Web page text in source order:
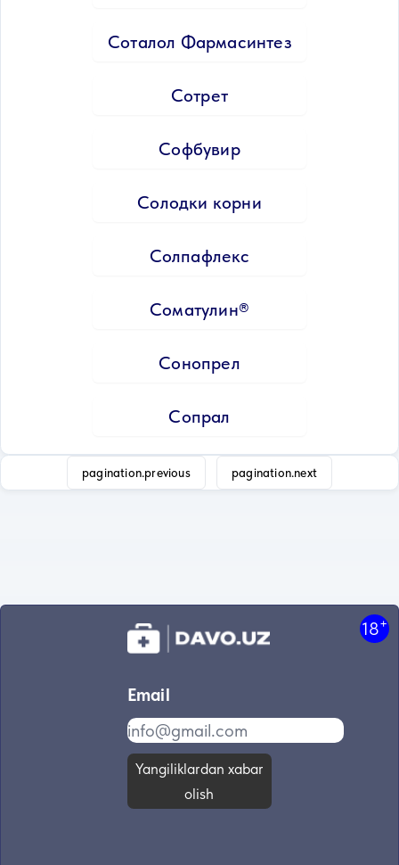
Соталол Фармасинтез
Сотрет
Софбувир
Солодки корни
Солпафлекс
Соматулин®
Сонопрел
Сопрал
pagination.previous pagination.next
18+
Email
Yangiliklardan xabar
olish